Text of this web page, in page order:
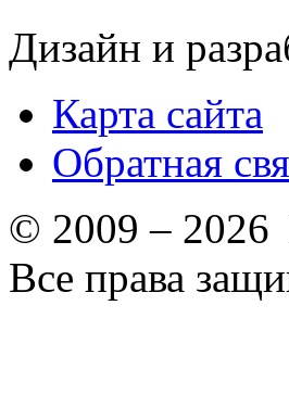
Дизайн и
Карта сайта
Обратная
© 2009 – 2026
Все права